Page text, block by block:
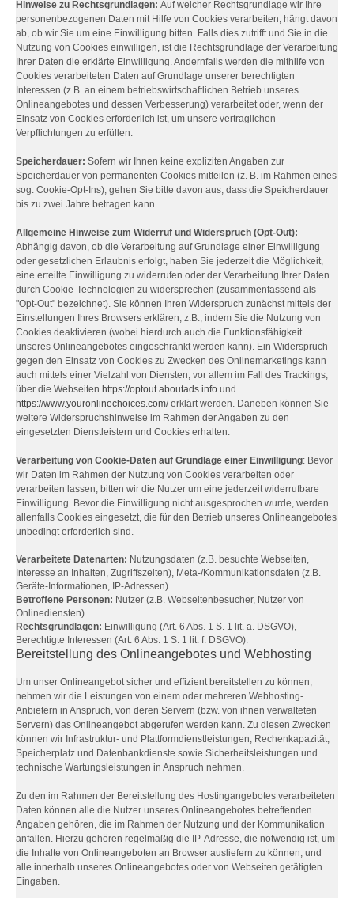
Hinweise zu Rechtsgrundlagen: Auf welcher Rechtsgrundlage wir Ihre
personenbezogenen Daten mit Hilfe von Cookies verarbeiten, hängt davon
ab, ob wir Sie um eine Einwilligung bitten. Falls dies zutrifft und Sie in die
Nutzung von Cookies einwilligen, ist die Rechtsgrundlage der Verarbeitung
Ihrer Daten die erklärte Einwilligung. Andernfalls werden die mithilfe von
Cookies verarbeiteten Daten auf Grundlage unserer berechtigten
Interessen (z.B. an einem betriebswirtschaftlichen Betrieb unseres
Onlineangebotes und dessen Verbesserung) verarbeitet oder, wenn der
Einsatz von Cookies erforderlich ist, um unsere vertraglichen
Verpflichtungen zu erfüllen.
Speicherdauer: Sofern wir Ihnen keine expliziten Angaben zur
Speicherdauer von permanenten Cookies mitteilen (z. B. im Rahmen eines
sog. Cookie-Opt-Ins), gehen Sie bitte davon aus, dass die Speicherdauer
bis zu zwei Jahre betragen kann.
Allgemeine Hinweise zum Widerruf und Widerspruch (Opt-Out):
Abhängig davon, ob die Verarbeitung auf Grundlage einer Einwilligung
oder gesetzlichen Erlaubnis erfolgt, haben Sie jederzeit die Möglichkeit,
eine erteilte Einwilligung zu widerrufen oder der Verarbeitung Ihrer Daten
durch Cookie-Technologien zu widersprechen (zusammenfassend als
"Opt-Out" bezeichnet). Sie können Ihren Widerspruch zunächst mittels der
Einstellungen Ihres Browsers erklären, z.B., indem Sie die Nutzung von
Cookies deaktivieren (wobei hierdurch auch die Funktionsfähigkeit
unseres Onlineangebotes eingeschränkt werden kann). Ein Widerspruch
gegen den Einsatz von Cookies zu Zwecken des Onlinemarketings kann
auch mittels einer Vielzahl von Diensten, vor allem im Fall des Trackings,
über die Webseiten https://optout.aboutads.info und
https://www.youronlinechoices.com/erklärt werden. Daneben können Sie
weitere Widerspruchshinweise im Rahmen der Angaben zu den
eingesetzten Dienstleistern und Cookies erhalten.
Verarbeitung von Cookie-Daten auf Grundlage einer Einwilligung: Bevor
wir Daten im Rahmen der Nutzung von Cookies verarbeiten oder
verarbeiten lassen, bitten wir die Nutzer um eine jederzeit widerrufbare
Einwilligung. Bevor die Einwilligung nicht ausgesprochen wurde, werden
allenfalls Cookies eingesetzt, die für den Betrieb unseres Onlineangebotes
unbedingt erforderlich sind.
Verarbeitete Datenarten: Nutzungsdaten (z.B. besuchte Webseiten,
Interesse an Inhalten, Zugriffszeiten), Meta-/Kommunikationsdaten (z.B.
Geräte-Informationen, IP-Adressen).
Betroffene Personen: Nutzer (z.B. Webseitenbesucher, Nutzer von
Onlinediensten).
Rechtsgrundlagen: Einwilligung (Art. 6 Abs. 1 S. 1 lit. a. DSGVO),
Berechtigte Interessen (Art. 6 Abs. 1 S. 1 lit. f. DSGVO).
Bereitstellung des Onlineangebotes und Webhosting
Um unser Onlineangebot sicher und effizient bereitstellen zu können,
nehmen wir die Leistungen von einem oder mehreren Webhosting-
Anbietern in Anspruch, von deren Servern (bzw. von ihnen verwalteten
Servern) das Onlineangebot abgerufen werden kann. Zu diesen Zwecken
können wir Infrastruktur- und Plattformdienstleistungen, Rechenkapazität,
Speicherplatz und Datenbankdienste sowie Sicherheitsleistungen und
technische Wartungsleistungen in Anspruch nehmen.
Zu den im Rahmen der Bereitstellung des Hostingangebotes verarbeiteten
Daten können alle die Nutzer unseres Onlineangebotes betreffenden
Angaben gehören, die im Rahmen der Nutzung und der Kommunikation
anfallen. Hierzu gehören regelmäßig die IP-Adresse, die notwendig ist, um
die Inhalte von Onlineangeboten an Browser ausliefern zu können, und
alle innerhalb unseres Onlineangebotes oder von Webseiten getätigten
Eingaben.